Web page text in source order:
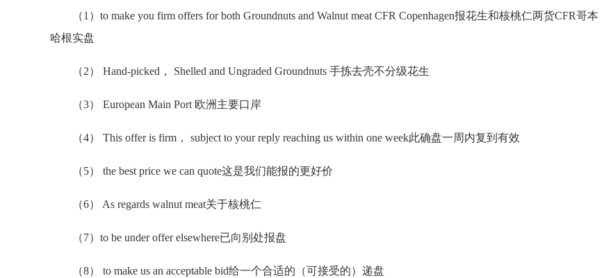
（1）to make you firm offers for both Groundnuts and Walnut meat CFR Copenhagen报花生和核桃仁两货CFR哥本
哈根实盘
（2） Hand-picked， Shelled and Ungraded Groundnuts 手拣去壳不分级花生
（3） European Main Port 欧洲主要口岸
（4） This offer is firm， subject to your reply reaching us within one week此确盘一周内复到有效
（5） the best price we can quote这是我们能报的更好价
（6） As regards walnut meat关于核桃仁
（7）to be under offer elsewhere已向别处报盘
（8） to make us an acceptable bid给一个合适的（可接受的）递盘